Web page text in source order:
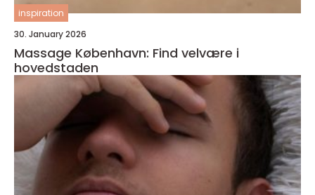
inspiration
30. January 2026
Massage København: Find velvære i
hovedstaden